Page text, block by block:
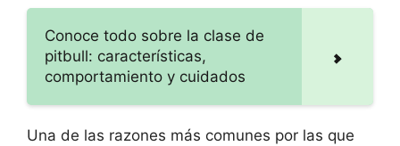
Conoce todo sobre la clase de
pitbull: características,
comportamiento y cuidados
Una de las razones más comunes por las que